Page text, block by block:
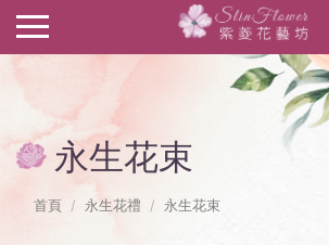
永生花束
首頁 永生花禮 永生花束